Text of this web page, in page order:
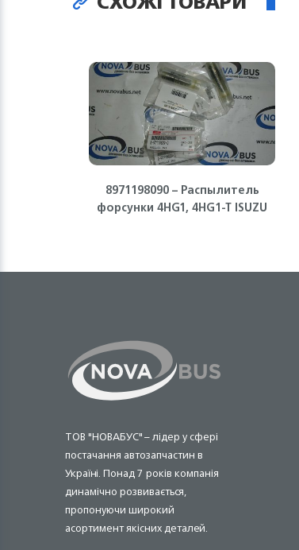
8971198090 – Распылитель
форсунки 4HG1, 4HG1-T ISUZU
ТОВ "НОВАБУС" – лідер у сфері
постачання автозапчастин в
Україні. Понад 7 років компанія
динамічно розвивається,
пропонуючи широкий
асортимент якісних деталей.